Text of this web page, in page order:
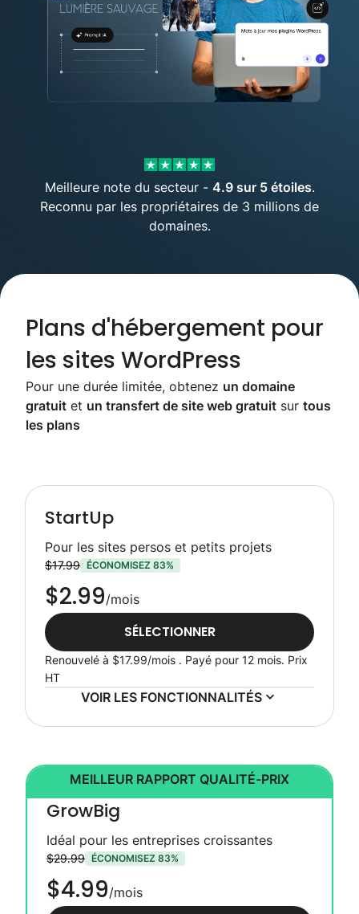
Meilleure note du secteur - 4.9 sur 5 étoiles.
Reconnu par les propriétaires de 3 millions de
domaines.
Plans d'hébergement pour
les sites WordPress
Pour une durée limitée, obtenez un domaine
gratuit et un transfert de site web gratuit sur tous
les plans
StartUp
Pour les sites persos et petits projets
$17.99 ÉCONOMISEZ 83%
$2.99/mois
SÉLECTIONNER
Renouvelé à $17.99/mois . Payé pour 12 mois. Prix
HT
VOIR LES FONCTIONNALITÉS
MEILLEUR RAPPORT QUALITÉ-PRIX
GrowBig
Idéal pour les entreprises croissantes
$29.99 ÉCONOMISEZ 83%
$4.99/mois